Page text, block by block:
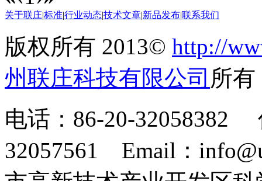
关于联庄|标准|行业动态|技术文章|新品发布|联系我们
版权所有 2013© http://
州联庄科技有限公司 所
电话：86-20-32058382
32057561 Email：